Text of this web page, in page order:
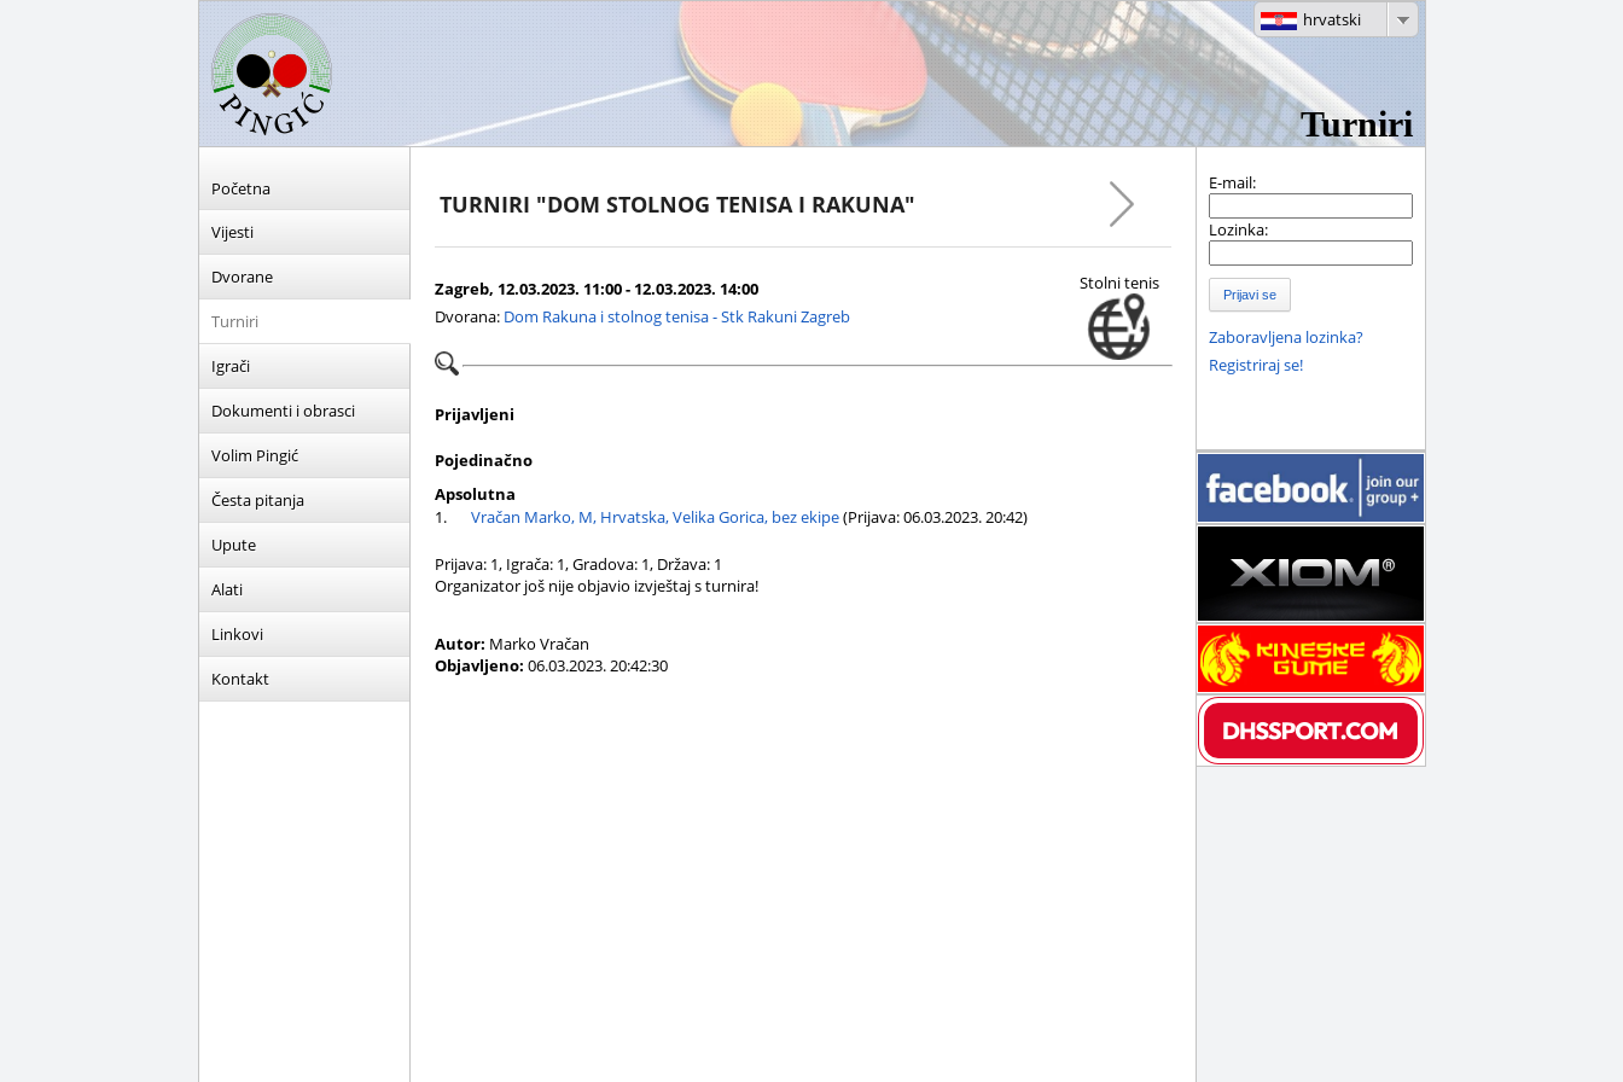
Turniri
hrvatski
Početna
Vijesti
Dvorane
Turniri
Igrači
Dokumenti i obrasci
Volim Pingić
Česta pitanja
Upute
Alati
Linkovi
Kontakt
TURNIRI "DOM STOLNOG TENISA I RAKUNA"
Zagreb, 12.03.2023. 11:00 - 12.03.2023. 14:00
Dvorana: Dom Rakuna i stolnog tenisa - Stk Rakuni Zagreb
Stolni tenis
Prijavljeni
Pojedinačno
Apsolutna
1.
Vračan Marko, M, Hrvatska, Velika Gorica, bez ekipe(Prijava: 06.03.2023. 20:42)
Prijava: 1, Igrača: 1, Gradova: 1, Država: 1
Organizator još nije objavio izvještaj s turnira!
Autor: Marko Vračan
Objavljeno: 06.03.2023. 20:42:30
E-mail:
Lozinka:
Prijavi se
Zaboravljena lozinka?
Registriraj se!